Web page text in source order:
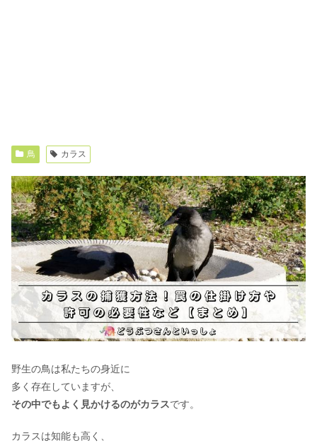
鳥 カラス
野生の鳥は私たちの身近に
多く存在していますが、
その中でもよく見かけるのがカラスです。
カラスは知能も高く、